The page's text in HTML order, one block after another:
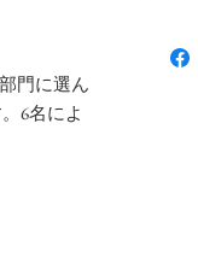
門に選ん
6名によ